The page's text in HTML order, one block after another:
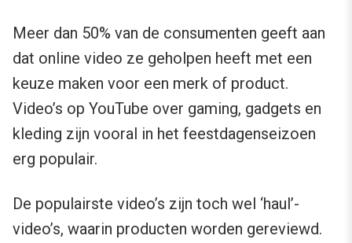
Meer dan 50% van de consumenten geeft aan
dat online video ze geholpen heeft met een
keuze maken voor een merk of product.
Video’s op YouTube over gaming, gadgets en
kleding zijn vooral in het feestdagenseizoen
erg populair.
De populairste video’s zijn toch wel ‘haul’-
video’s, waarin producten worden gereviewd.